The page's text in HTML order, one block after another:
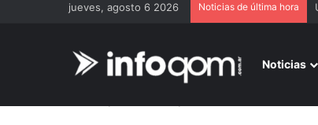
jueves, agosto 6 2026 Noticias de última hora
Noticias